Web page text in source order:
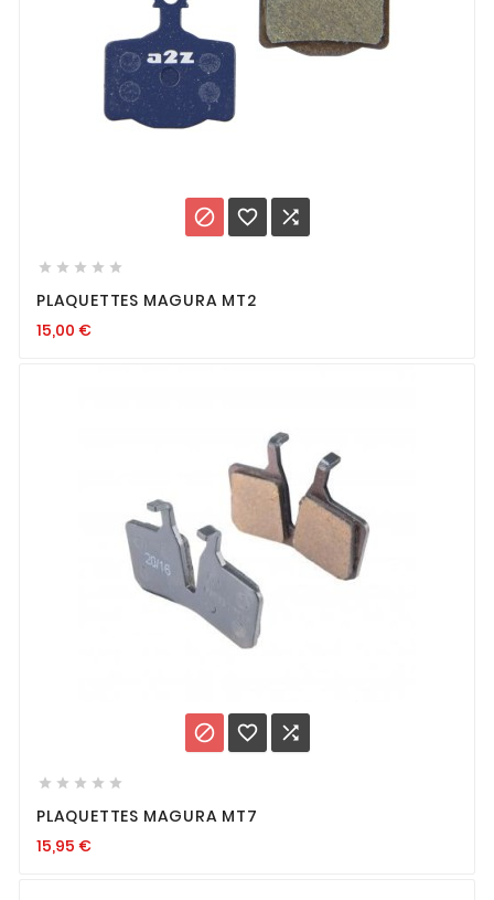
  
    
PLAQUETTES MAGURA MT2
15,00 €
  
    
PLAQUETTES MAGURA MT7
15,95 €